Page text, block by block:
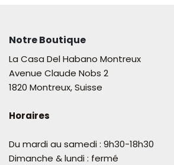
Notre Boutique
La Casa Del Habano Montreux
Avenue Claude Nobs 2
1820 Montreux, Suisse
Horaires
Du mardi au samedi : 9h30-18h30
Dimanche & lundi : fermé